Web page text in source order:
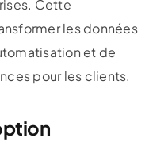
Cette
les données
et de
pour les clients.